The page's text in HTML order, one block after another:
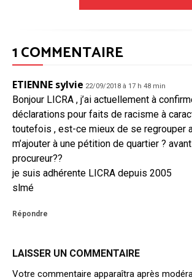
1 COMMENTAIRE
ETIENNE sylvie 22/09/2018 à 17 h 48 min
Bonjour LICRA , j’ai actuellement à
déclarations pour faits de racisme à
toutefois , est-ce mieux de se regrouper
m’ajouter à une pétition de quartier ?
procureur??
je suis adhérente LICRA depuis 2005
slmé
Répondre
LAISSER UN COMMENTAIRE
Votre commentaire apparaîtra après